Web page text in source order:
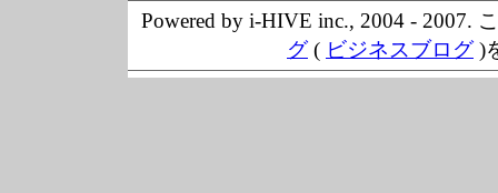
Powered by i-HIVE inc., 2004 - 2007.
グ( ビジネスブログ)